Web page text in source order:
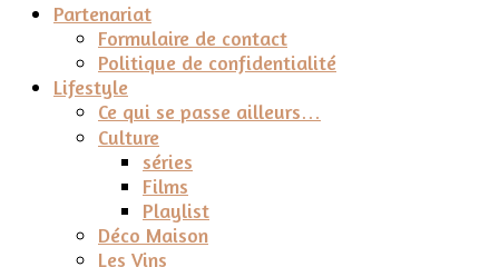
Partenariat
Formulaire de contact
Politique de confidentialité
Lifestyle
Ce qui se passe ailleurs…
Culture
séries
Films
Playlist
Déco Maison
Les Vins